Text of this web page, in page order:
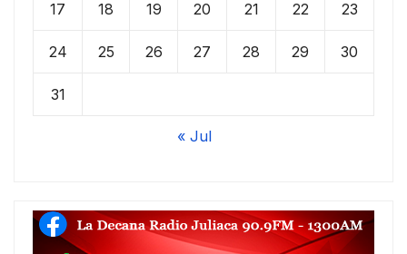
17 18 19 20 21 22 23
24 25 26 27 28 29 30
31
« Jul